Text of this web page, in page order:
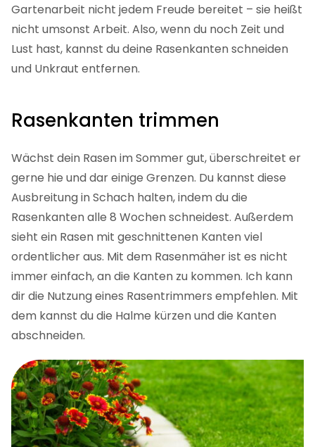
Gartenarbeit nicht jedem Freude bereitet – sie heißt
nicht umsonst Arbeit. Also, wenn du noch Zeit und
Lust hast, kannst du deine Rasenkanten schneiden
und Unkraut entfernen.
Rasenkanten trimmen
Wächst dein Rasen im Sommer gut, überschreitet er
gerne hie und dar einige Grenzen. Du kannst diese
Ausbreitung in Schach halten, indem du die
Rasenkanten alle 8 Wochen schneidest. Außerdem
sieht ein Rasen mit geschnittenen Kanten viel
ordentlicher aus. Mit dem Rasenmäher ist es nicht
immer einfach, an die Kanten zu kommen. Ich kann
dir die Nutzung eines Rasentrimmers empfehlen. Mit
dem kannst du die Halme kürzen und die Kanten
abschneiden.